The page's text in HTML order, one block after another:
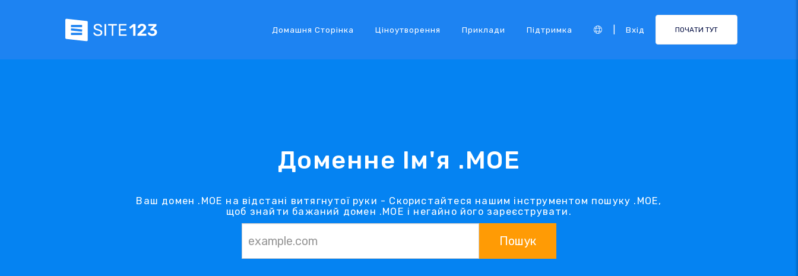
Домашня Сторінка Ціноутворення Приклади Підтримка Вхід ПОЧАТИ ТУТ
Доменне Ім'я .MOE
Ваш домен .MOE на відстані витягнутої руки - Скористайтеся нашим інструментом пошуку .MOE,
щоб знайти бажаний домен .MOE і негайно його зареєструвати.
Пошук